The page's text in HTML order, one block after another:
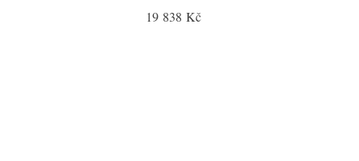
19 838 Kč